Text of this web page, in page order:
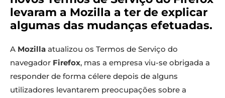
levaram a Mozilla a ter de explicar
algumas das mudanças efetuadas.
A Mozilla atualizou os Termos de Serviço do
navegador Firefox, mas a empresa viu-se obrigada a
responder de forma célere depois de alguns
utilizadores levantarem preocupações sobre a